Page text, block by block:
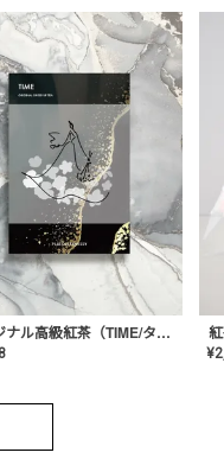
オリジナル高級紅茶（TIME/タイム）【ギフト/プチギフト/プレゼント/内祝い/結婚式/オリジナル配合/高品質/ハーブティー/茶葉/記念日/お返し/手土産/美容/おしゃれ】
¥